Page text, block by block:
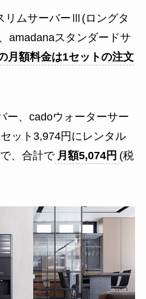
リムサーバーⅢ(ロングタ
amadanaスタンダードサ
月額料金は1セットの注文
ー、cadoウォーターサー
ット3,974円にレンタル
、合計で 月額5,074円 (税